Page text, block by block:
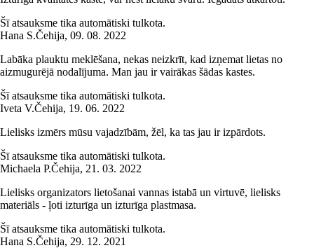
Šī atsauksme tika automātiski tulkota.
Hana S.Čehija, 09. 08. 2022
Labāka plauktu meklēšana, nekas neizkrīt, kad izņemat lietas no
aizmugurējā nodalījuma. Man jau ir vairākas šādas kastes.
Šī atsauksme tika automātiski tulkota.
Iveta V.Čehija, 19. 06. 2022
Lielisks izmērs mūsu vajadzībām, žēl, ka tas jau ir izpārdots.
Šī atsauksme tika automātiski tulkota.
Michaela P.Čehija, 21. 03. 2022
Lielisks organizators lietošanai vannas istabā un virtuvē, lielisks
materiāls - ļoti izturīga un izturīga plastmasa.
Šī atsauksme tika automātiski tulkota.
Hana S.Čehija, 29. 12. 2021